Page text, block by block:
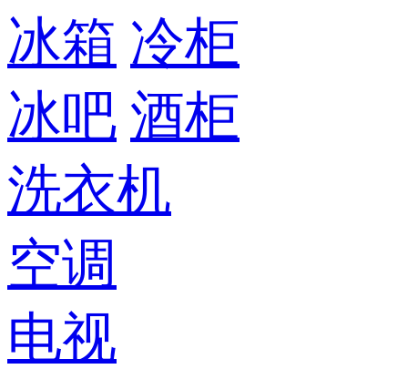
冰箱 冷柜
冰吧 酒柜
洗衣机
空调
电视